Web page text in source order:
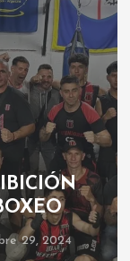
29, 2024